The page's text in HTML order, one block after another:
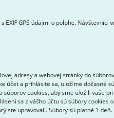
GPS údajmi o polohe.
adresy a webovej stránky do
a prihlásite sa, uložíme
cookies, aby sme uložili vaše
sa z vášho účtu sú súbory
ste upravovali. Súbory sú platné 1 deň.